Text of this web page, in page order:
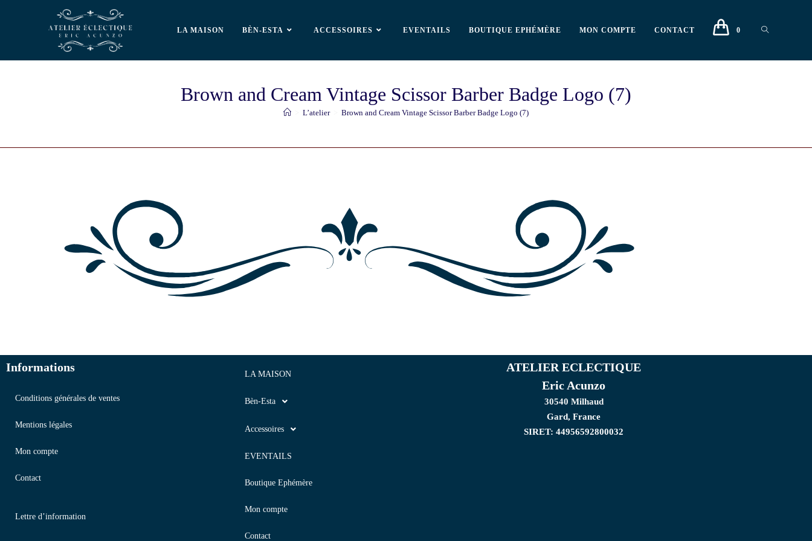
LA MAISON BÈN-ESTA ACCESSOIRES EVENTAILS BOUTIQUE EPHÉMÈRE MON COMPTE CONTACT 0
Brown and Cream Vintage Scissor Barber Badge Logo (7)
L’atelier Brown and Cream Vintage Scissor Barber Badge Logo (7)
Informations
Conditions générales de ventes
Mentions légales
Mon compte
Contact
Lettre d’information
LA MAISON
Bèn-Esta
Accessoires
EVENTAILS
Boutique Ephémère
Mon compte
Contact
ATELIER ECLECTIQUE
Eric Acunzo
30540 Milhaud
Gard, France
SIRET: 44956592800032